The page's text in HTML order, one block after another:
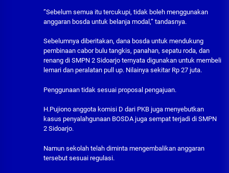
”Sebelum semua itu tercukupi, tidak boleh menggunakan
anggaran bosda untuk belanja modal,” tandasnya.
Sebelumnya diberitakan, dana bosda untuk mendukung
pembinaan cabor bulu tangkis, panahan, sepatu roda, dan
renang di SMPN 2 Sidoarjo ternyata digunakan untuk membeli
lemari dan peralatan pull up. Nilainya sekitar Rp 27 juta.
Penggunaan tidak sesuai proposal pengajuan.
H.Pujiono anggota komisi D dari PKB juga menyebutkan
kasus penyalahgunaan BOSDA juga sempat terjadi di SMPN
2 Sidoarjo.
Namun sekolah telah diminta mengembalikan anggaran
tersebut sesuai regulasi.